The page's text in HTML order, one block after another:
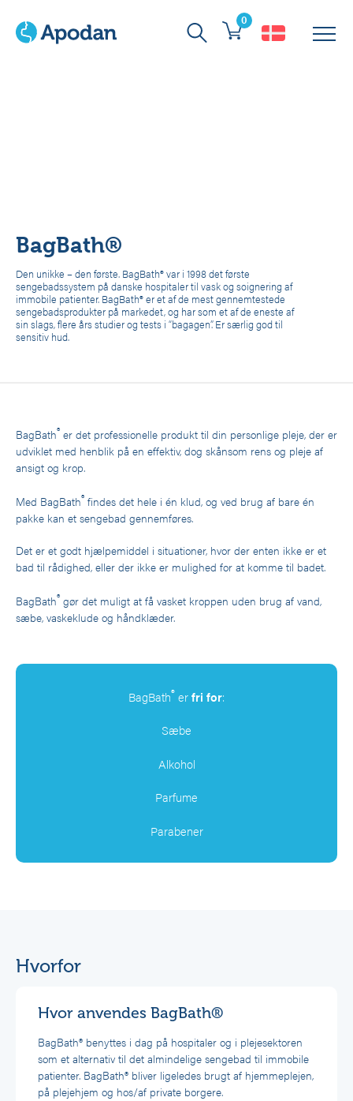
0
Forside> Produkter >Sengebad> BagBath®
BagBath®
Den unikke – den første. BagBath® var i 1998 det første
sengebadssystem på danske hospitaler til vask og soignering af
immobile patienter. BagBath® er et af de mest gennemtestede
sengebadsprodukter på markedet, og har som et af de eneste af
sin slags, flere års studier og tests i “bagagen”. Er særlig god til
sensitiv hud.
BagBath® er det professionelle produkt til din personlige pleje, der er
udviklet med henblik på en effektiv, dog skånsom rens og pleje af
ansigt og krop.
Med BagBath® findes det hele i én klud, og ved brug af bare én
pakke kan et sengebad gennemføres.
Det er et godt hjælpemiddel i situationer, hvor der enten ikke er et
bad til rådighed, eller der ikke er mulighed for at komme til badet.
BagBath® gør det muligt at få vasket kroppen uden brug af vand,
sæbe, vaskeklude og håndklæder.
BagBath® erfri for:
Sæbe
Alkohol
Parfume
Parabener
Hvorfor
Hvor anvendes BagBath®
BagBath® benyttes i dag på hospitaler og i plejesektoren
som et alternativ til det almindelige sengebad til immobile
patienter. BagBath® bliver ligeledes brugt af hjemmeplejen,
på plejehjem og hos/af private borgere.